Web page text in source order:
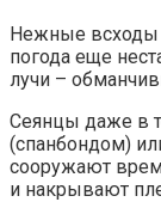
Нежные всходы
погода еще
лучи –
Сеянцы даже в
(спанбондом)
сооружают
и накрывают